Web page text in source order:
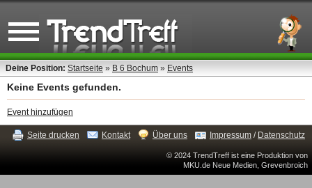
Deine Position: Startseite » B 6 Bochum » Events
Keine Events gefunden.
Event hinzufügen
Seite drucken Kontakt Über uns Impressum / Datenschutz
© 2024 TrendTreff ist eine Produktion von
MKU.de Neue Medien, Grevenbroich